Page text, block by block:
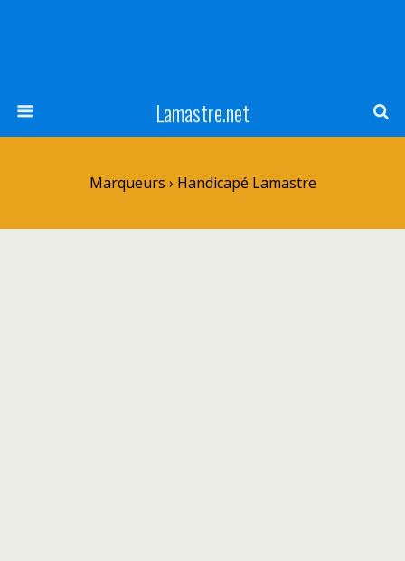
Lamastre.net
Marqueurs › Handicapé Lamastre